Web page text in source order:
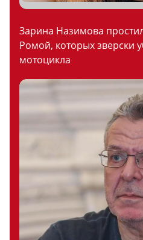
Зарина Назимова
Ромой, которых зверски
мотоцикла